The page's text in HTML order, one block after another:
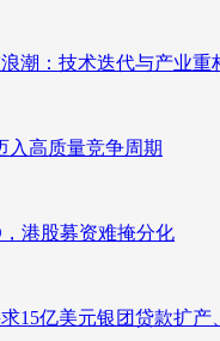
潮：技术迭代与产业重
入高质量竞争周期
港股募资难掩分化
15亿美元银团贷款扩